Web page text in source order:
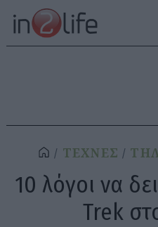
ΤΕΧΝΕΣ
10 λόγοι να
Trek